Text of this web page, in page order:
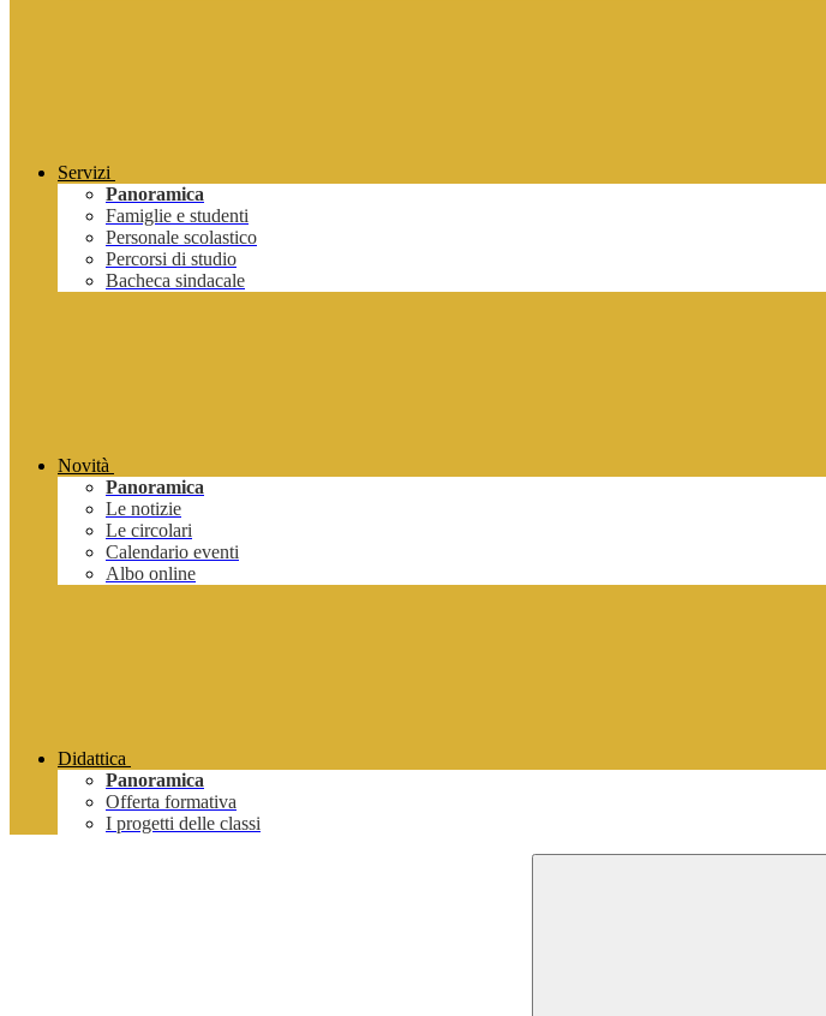
Servizi
Panoramica
Famiglie e studenti
Personale scolastico
Percorsi di studio
Bacheca sindacale
Novità
Panoramica
Le notizie
Le circolari
Calendario eventi
Albo online
Didattica
Panoramica
Offerta formativa
I progetti delle classi